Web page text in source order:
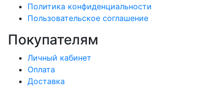
Политика конфиденциальности
Пользовательское соглашение
Покупателям
Личный кабинет
Оплата
Доставка